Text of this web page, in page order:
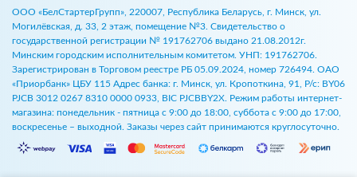
ООО «БелСтартерГрупп», 220007, Республика Беларусь, г. Минск, ул.
Могилёвская, д. 33, 2 этаж, помещение №3. Свидетельство о
государственной регистрации № 191762706 выдано 21.08.2012г.
Минским городским исполнительным комитетом. УНП: 191762706.
Зарегистрирован в Торговом реестре РБ 05.09.2024, номер 726494. ОАО
«Приорбанк» ЦБУ 115 Адрес банка: г. Минск, ул. Кропоткина, 91, Р/с: BY06
PJCB 3012 0267 8310 0000 0933, BIC PJCBBY2X. Режим работы интернет-
магазина: понедельник - пятница с 9:00 до 18:00, суббота с 9:00 до 17:00,
воскресенье – выходной. Заказы через сайт принимаются круглосуточно.